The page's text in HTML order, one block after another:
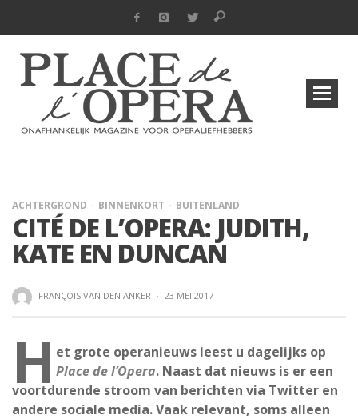
ACHTERGROND BINNENKORT BUITENLAND
CITÉ DE L’OPERA: JUDITH,
KATE EN DUNCAN
FRANÇOIS VAN DEN ANKER · 23 MEI 2017
H et grote operanieuws leest u dagelijks op
Place de l’Opera. Naast dat nieuws is er een
voortdurende stroom van berichten via Twitter en
andere sociale media. Vaak relevant, soms alleen